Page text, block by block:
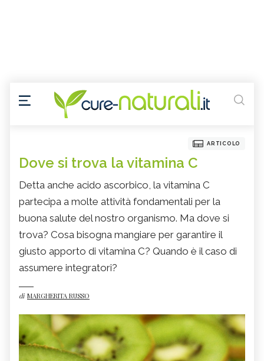
ARTICOLO
Dove si trova la vitamina C
Detta anche acido ascorbico, la vitamina C
partecipa a molte attività fondamentali per la
buona salute del nostro organismo. Ma dove si
trova? Cosa bisogna mangiare per garantire il
giusto apporto di vitamina C? Quando è il caso di
assumere integratori?
di MARGHERITA RUSSO